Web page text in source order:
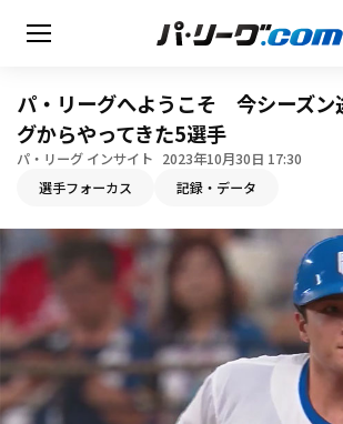
HOME
動画
日程・結果
順位表･成績
パ・リーグへようこそ 今シーズン
グからやってきた5選手
パ・リーグ インサイト 2023年10月30日 17:30
選手フォーカス 記録・データ